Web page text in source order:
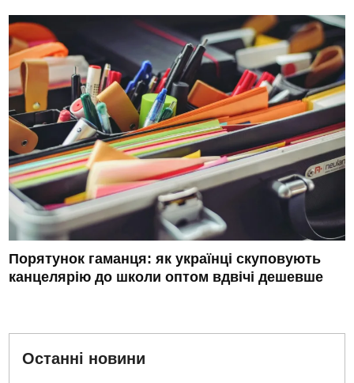
Порятунок гаманця: як українці скуповують
канцелярію до школи оптом вдвічі дешевше
Останні новини